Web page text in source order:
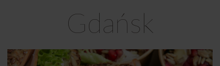
Gdańsk